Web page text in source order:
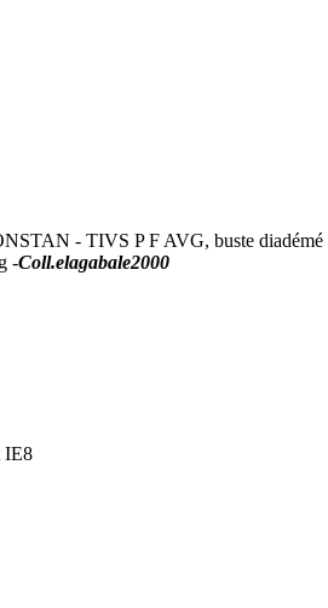
- TIVS P F AVG, buste
-Coll.elagabale2000
IE8